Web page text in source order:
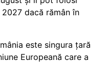
dacă rămân în
este singura țară
Europeană care a